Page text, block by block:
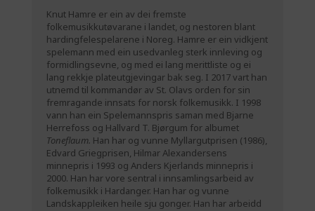
Knut Hamre er ein av dei fremste
folkemusikkutøvarane i landet, og nestoren blant
hardingfelespelarene i Noreg. Hamre er ein vidkjent
spelemann med ein usedvanleg sterk innleving og
formidlingsevne, og med ei lang merittliste og ei
lang rekkje plateutgjevingar bak seg. I 2017 vart han
utnemd til kommandør av St. Olavs orden for sin
fremragande innsats for norsk folkemusikk. I 1998
vann han ein Spelemannspris saman med Bjarne
Herrefoss og Hallvard T. Bjørgum for albumet
Toneflaum. Han har og vunne Myllargutprisen (1986),
Edvard Griegprisen, Hilmar Alexandersens
minnepris i 1993 og Anders Kjerlands minnepris i
2000. Han har vore sentral i innsamlingsarbeid av
folkemusikk i Hardanger. Han har og vunne
Landskappleiken heile sju gonger. Han har arbeidd